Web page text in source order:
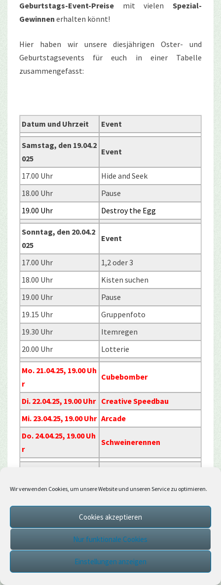
Wir verwenden Cookies, um unsere Website und unseren Service zu optimieren.
Cookies akzeptieren
Nur funktionale Cookies
Einstellungen anzeigen
Geburtstags-Event-Preise mit vielen Spezial-
Gewinnen erhalten könnt!
Hier haben wir unsere diesjährigen Oster- und
Geburtstagsevents für euch in einer Tabelle
zusammengefasst:
Datum und Uhrzeit Event
Samstag, den 19.04.2
025
Event
17.00 Uhr
Hide and Seek
18.00 Uhr
Pause
19.00 Uhr
Destroy the Egg
Sonntag, den 20.04.2
025
Event
17.00 Uhr
1,2 oder 3
18.00 Uhr
Kisten suchen
19.00 Uhr
Pause
19.15 Uhr
Gruppenfoto
19.30 Uhr
Itemregen
20.00 Uhr
Lotterie
Mo. 21.04.25, 19.00 Uh
r
Cubebomber
Di. 22.04.25, 19.00 Uhr Creative Speedbau
Mi. 23.04.25, 19.00 Uhr Arcade
Do. 24.04.25, 19.00 Uh
r
Schweinerennen
Pause
Jump and Run
20.30 Uhr
Gruppenfoto
21.00 Uhr
CTW